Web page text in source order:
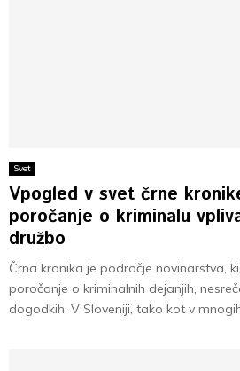
Svet
Vpogled v svet črne
poročanje o kriminalu
družbo
Črna kronika je področje novinarstva,
poročanje o kriminalnih dejanjih,
dogodkih. V Sloveniji, tako kot v